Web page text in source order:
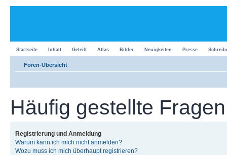
Startseite Inhalt Geteilt Atlas Bilder Neuigkeiten Presse
Foren-Übersicht
Häufig gestellte Fragen
Registrierung und Anmeldung
Warum kann ich mich nicht anmelden?
Wozu muss ich mich überhaupt registrieren?